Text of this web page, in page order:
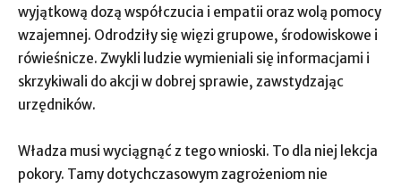
wyjątkową dozą współczucia i empatii oraz wolą pomocy
wzajemnej. Odrodziły się więzi grupowe, środowiskowe i
rówieśnicze. Zwykli ludzie wymieniali się informacjami i
skrzykiwali do akcji w dobrej sprawie, zawstydzając
urzędników.
Władza musi wyciągnąć z tego wnioski. To dla niej lekcja
pokory. Tamy dotychczasowym zagrożeniom nie